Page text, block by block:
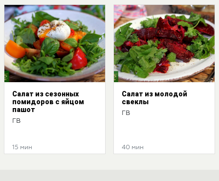
Салат из сезонных
помидоров с яйцом
пашот
ГВ
15 мин
Салат из молодой
свеклы
ГВ
40 мин